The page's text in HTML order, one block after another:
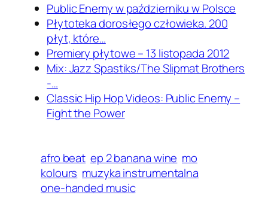
Public Enemy w październiku w Polsce
Płytoteka dorosłego człowieka. 200
płyt, które…
Premiery płytowe – 13 listopada 2012
Mix: Jazz Spastiks/The Slipmat Brothers
-…
Classic Hip Hop Videos: Public Enemy –
Fight the Power
afro beat ep 2 banana wine mo
kolours muzyka instrumentalna
one-handed music